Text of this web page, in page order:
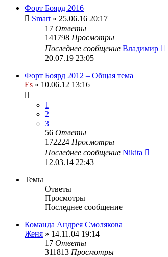
Форт Боярд 2016
Smart » 25.06.16 20:17
17 Ответы
141798 Просмотры
Последнее сообщение Владимир
20.07.19 23:05
Форт Боярд 2012 – Общая тема
Es » 10.06.12 13:16
1
2
3
56 Ответы
172224 Просмотры
Последнее сообщение Nikita
12.03.14 22:43
Темы
Ответы
Просмотры
Последнее сообщение
Команда Андрея Смолякова
Женя » 14.11.04 19:14
17 Ответы
311813 Просмотры